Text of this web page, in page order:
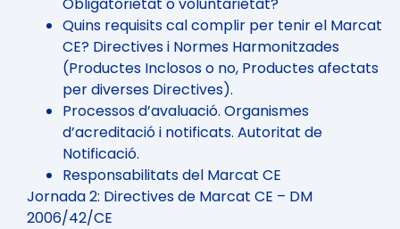
Quins requisits cal complir per tenir el Marcat
CE? Directives i Normes Harmonitzades
(Productes Inclosos o no, Productes afectats
per diverses Directives).
Processos d’avaluació. Organismes
d’acreditació i notificats. Autoritat de
Notificació.
Responsabilitats del Marcat CE
Jornada 2: Directives de Marcat CE – DM
2006/42/CE